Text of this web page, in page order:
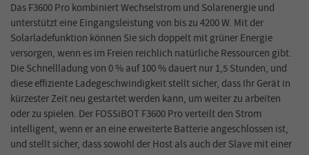
Das F3600 Pro kombiniert Wechselstrom und Solarenergie und
unterstützt eine Eingangsleistung von bis zu 4200 W. Mit der
Solarladefunktion können Sie sich doppelt mit grüner Energie
versorgen, wenn es im Freien reichlich natürliche Ressourcen gibt.
Die Schnellladung von 0 % auf 100 % dauert nur 1,5 Stunden, und
diese effiziente Ladegeschwindigkeit stellt sicher, dass Ihr Gerät in
kürzester Zeit neu gestartet werden kann, um weiter zu arbeiten
oder zu spielen. Der FOSSiBOT F3600 Pro verteilt den Strom
intelligent, wenn er an eine erweiterte Batterie angeschlossen ist,
und stellt sicher, dass sowohl der Host als auch der Slave mit einer